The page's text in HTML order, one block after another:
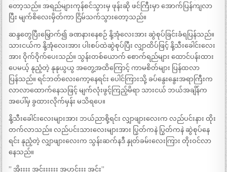
တော့သည်။ အရည်များကုန်စင်သွားမှ ဖုန်းဆို ဖင်ကြီးမှာ အောက်ပြန်ကျလာ
ပြီး မျက်စိလေးမှိတ်ကာ ငြိမ်သက်သွားတော့သည်။
ဆန္ဒတွေပြီးမြှောက်၍ ခဏနားနေစဉ် နို့အုံလေးအား ဆွဲစုပ်ခြင်းခံရပြန်သည်။
သားငယ်က နို့အုံလေးအား ပါးစပ်ထဲဆွဲစုပ်ပြီး လျှာထိပ်ဖြင့် နို့သီးခေါင်းလေး
အား ဝိုက်ဝိုက်ပေးသည်။ သွန်းတစ်ယောက် စောက်ရည်များ ထောင်ပန်းထား
ပေမယ့် နုညံ့တဲ့ နုနုယွယွ အတွေ့အထိကြောင့် ကာမစိတ်များ ပြန်ထလာ
ပြန်သည်။ ရင်ဘတ်လေးကော့နေရင်း ပေါင်ကြားသို့ ခပ်နွေးနွေးအရာကြီးက
လာလာထောက်နေသဖြင့် မျက်လုံးဖွင့်ကြည့်မိရာ သားငယ် ဘယ်အချိန်က
အပေါ်မှ ခွထားလိုက်မှန်း မသိရပေ။
နို့သီးခေါင်းလေးများအား ဘယ်ညာစို့ရင်း လျှာဖျားလေးက လည်ပင်းနား ထိုး
တက်လာသည်။ လည်ပင်းသားလေးများအား ပြွတ်ကနဲ ပြွတ်ကနဲ ဆွဲစုပ်နေ
ရင်း နုညံ့တဲ့ လျှာဖျားလေးက သွန်းဆက်နဒီ နှုတ်ခမ်းလေးကြား တိုးဝင်လာ
နေသည်။
” အိုးးးး အင်းးးးးး အဟင်းးး အင်း”